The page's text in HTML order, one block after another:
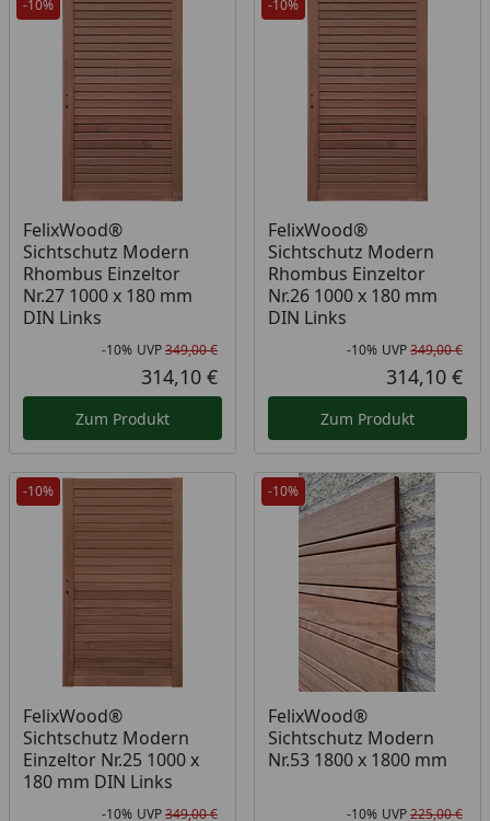
-10%
FelixWood®
Sichtschutz Modern
Rhombus Einzeltor
Nr.27 1000 x 180 mm
DIN Links
Rabatt in Prozent
-10%
Ursprünglicher Preis
UVP349,00 €
Aktueller Preis
314,10 €
Zum Produkt
-10%
FelixWood®
Sichtschutz Modern
Rhombus Einzeltor
Nr.26 1000 x 180 mm
DIN Links
-10% UVP349,00 €
314,10 €
Zum Produkt
-10%
FelixWood®
Sichtschutz Modern
Einzeltor Nr.25 1000 x
180 mm DIN Links
-10% UVP349,00 €
-10%
FelixWood®
Sichtschutz Modern
Nr.53 1800 x 1800 mm
-10% UVP225,00 €